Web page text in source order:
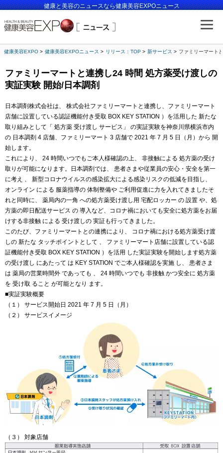
健康と美容のニュースなら健康美容EXPOニュース
健康美容EXPO 健康美容EXPOニュース リリース：TOP 新サービス ファミリーマート
ファミリーマートと連携し24 時間 処方薬受け渡しの
実証実験 開始/日本調剤
日本調剤株式会社は、 株式会社ファミリーマートと連携し、ファミリーマート
店舗に設置している認証機能付き受取 BOX KEY STATION ）を活用した 新たな
取り組みとして「 処方薬 受け渡し サービス」 の実証実験を神奈川県横浜市内
の 日本調剤 4 店舗、ファミリーマート 3 店舗で 2021 年 7 月 5 日（月）から 開
始します。
これにより、 24 時間いつでもご本人様確認の上、 非接触による 処方薬の受け
取りが可能になります。日本調剤では、 患者さまや従業員の安心・安全を第一
に考え 、 新型コロナウイルスの感染拡大による感染リスクの低減を目指し、
オンライン による 服薬指導の 体制整備や ご利用促進に力を入れてきましたそ
れと同時に、 薬局内の一角 への処方薬受け渡し用 宅配ロッカー の 設置 や、処
方薬の即日配送サービス の 導入など、コロナ禍においても安全に処方薬をお届
けする非接触 による 受け渡しの 実証も行ってきました。
このたび、ファミリーマートとの連携により、 コロナ禍における処方薬受け渡
しの 新たな タッチポイントとして 、 ファミリーマート店舗に設置している認
証機能付き受取 BOX KEY STATION ）を活用 した実証実験を開始します処方薬
の受け渡し にあたって は KEY STATION でご本人様確認を実施 し、 患者さま
は 薬局の営業時間外 であっても 、 24 時間いつでも 非接触 かつ安全に 処方薬
を 受け取 ること が可能となり ます。
■実証実験概要
（１） サービス開始日 2021 年 7 月 5 日（月）
（２） サービスイメージ
（３） 対象店舗